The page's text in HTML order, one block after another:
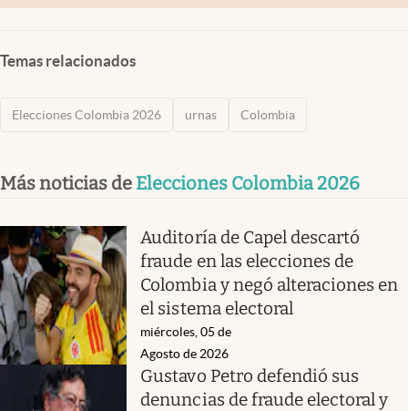
Temas relacionados
Elecciones Colombia 2026 urnas Colombia
Más noticias de Elecciones Colombia 2026
Auditoría de Capel descartó
fraude en las elecciones de
Colombia y negó alteraciones en
el sistema electoral
miércoles, 05 de
Agosto de 2026
Gustavo Petro defendió sus
denuncias de fraude electoral y